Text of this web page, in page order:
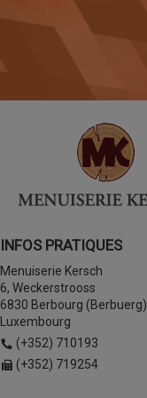
INFOS PRATIQUES
Menuiserie Kersch
6, Weckerstrooss
6830 Berbourg (Berbuerg)
Luxembourg
(+352) 710193
(+352) 719254